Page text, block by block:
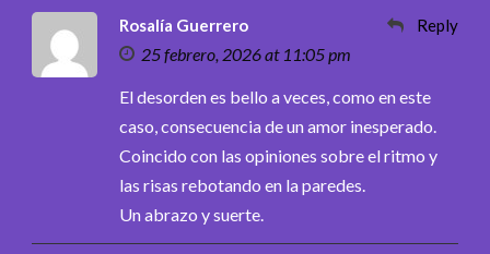
Rosalía Guerrero
25 febrero, 2026 at 11:05 pm
Reply
El desorden es bello a veces, como en este
caso, consecuencia de un amor inesperado.
Coincido con las opiniones sobre el ritmo y
las risas rebotando en la paredes.
Un abrazo y suerte.